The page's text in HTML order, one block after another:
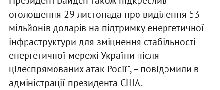
оголошення 29 листопада про виділення 53
мільйонів доларів на підтримку енергетичної
інфраструктури для зміцнення стабільності
енергетичної мережі України після
цілеспрямованих атак Росії", – повідомили в
адміністрації президента США.